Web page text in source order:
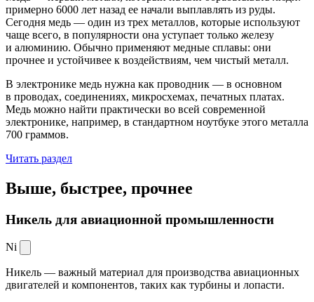
примерно 6000 лет назад ее начали выплавлять из руды.
Сегодня медь — один из трех металлов, которые используют
чаще всего, в популярности она уступает только железу
и алюминию. Обычно применяют медные сплавы: они
прочнее и устойчивее к воздействиям, чем чистый металл.
В электронике медь нужна как проводник — в основном
в проводах, соединениях, микросхемах, печатных платах.
Медь можно найти практически во всей современной
электронике, например, в стандартном ноутбуке этого металла
700 граммов.
Читать раздел
Выше, быстрее, прочнее
Никель для авиационной промышленности
Ni
Никель — важный материал для производства авиационных
двигателей и компонентов, таких как турбины и лопасти.